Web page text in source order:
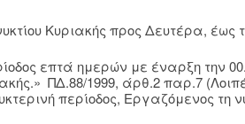
Κυριακής προς Δευτέρα, έως
επτά ημερών με έναρξη την
ΠΔ.88/1999, άρθ.2 παρ.7
περίοδος, Εργαζόμενος